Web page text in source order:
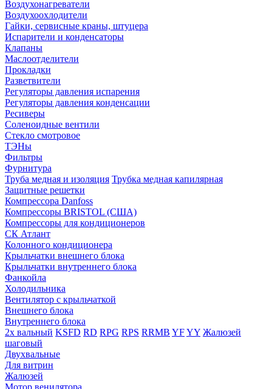
Воздухонагреватели
Воздухоохлодители
Гайки, сервисные краны, штуцера
Испарители и конденсаторы
Клапаны
Маслоотделители
Прокладки
Разветвители
Регуляторы давления испарения
Регуляторы давления конденсации
Ресиверы
Соленоидные вентили
Стекло смотровое
ТЭНы
Фильтры
Фурнитура
Труба медная и изоляция Трубка медная капилярная
Защитные решетки
Компрессора Danfoss
Компрессоры BRISTOL (США)
Компрессоры для кондиционеров
СК Атлант
Колонного кондиционера
Крыльчатки внешнего блока
Крыльчатки внутреннего блока
Фанкойла
Холодильника
Вентилятор с крыльчаткой
Внешнего блока
Внутреннего блока
2х вальный KSFD RD RPG RPS RRMB YFYY Жалюзей
шаговый
Двухвальные
Для витрин
Жалюзей
Мотор венилятора